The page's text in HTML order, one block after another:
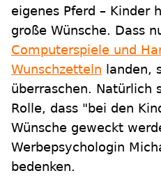
eigenes Pferd – Kinder
große Wünsche. Dass
Computerspiele und
Wunschzetteln landen,
überraschen. Natürlich
Rolle, dass "bei den
Wünsche geweckt
Werbepsychologin
bedenken.